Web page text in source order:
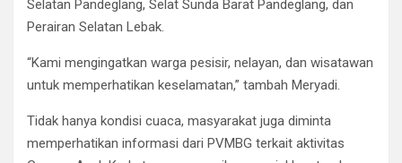
Selatan Pandeglang, Selat Sunda Barat Pandeglang, dan
Perairan Selatan Lebak.
“Kami mengingatkan warga pesisir, nelayan, dan wisatawan
untuk memperhatikan keselamatan,” tambah Meryadi.
Tidak hanya kondisi cuaca, masyarakat juga diminta
memperhatikan informasi dari PVMBG terkait aktivitas